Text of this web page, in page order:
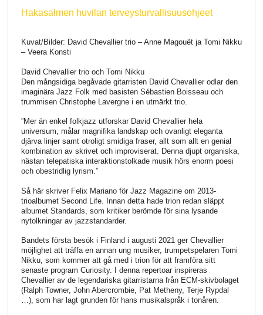
Hakasalmen huvilan terveysturvallisuusohjeet
Kuvat/Bilder: David Chevallier trio – Anne Magouët ja Tomi Nikku
– Veera Konsti
David Chevallier trio och Tomi Nikku
Den mångsidiga begåvade gitarristen David Chevallier odlar den
imaginära Jazz Folk med basisten Sébastien Boisseau och
trummisen Christophe Lavergne i en utmärkt trio.
”Mer än enkel folkjazz utforskar David Chevallier hela
universum, målar magnifika landskap och ovanligt eleganta
djärva linjer samt otroligt smidiga fraser, allt som allt en genial
kombination av skrivet och improviserat. Denna djupt organiska,
nästan telepatiska interaktionstolkade musik hörs enorm poesi
och obestridlig lyrism.”
Så här skriver Felix Mariano för Jazz Magazine om 2013-
trioalbumet Second Life. Innan detta hade trion redan släppt
albumet Standards, som kritiker berömde för sina lysande
nytolkningar av jazzstandarder.
Bandets första besök i Finland i augusti 2021 ger Chevallier
möjlighet att träffa en annan ung musiker, trumpetspelaren Tomi
Nikku, som kommer att gå med i trion för att framföra sitt
senaste program Curiosity. I denna repertoar inspireras
Chevallier av de legendariska gitarristarna från ECM-skivbolaget
(Ralph Towner, John Abercrombie, Pat Metheny, Terje Rypdal
…), som har lagt grunden för hans musikalspråk i tonåren.